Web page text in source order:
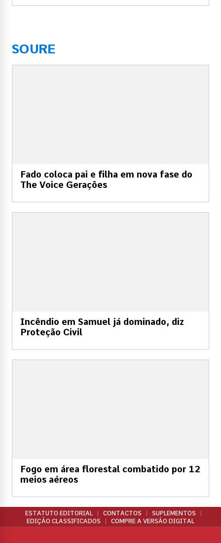
SOURE
Fado coloca pai e filha em nova fase do
The Voice Gerações
Incêndio em Samuel já dominado, diz
Proteção Civil
Fogo em área florestal combatido por 12
meios aéreos
ESTATUTO EDITORIAL CONTACTOS
SUPLEMENTOS
EDIÇÃO CLASSIFICADOS
COMPRE A VERSÃO DIGITAL